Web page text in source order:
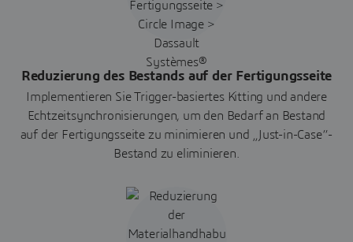
Reduzierung des Bestands auf der Fertigungsseite
Implementieren Sie Trigger-basiertes Kitting und andere
Echtzeitsynchronisierungen, um den Bedarf an Bestand
auf der Fertigungsseite zu minimieren und „Just-in-Case“-
Bestand zu eliminieren.